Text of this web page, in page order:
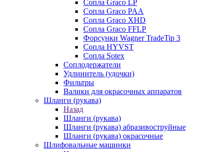
Сопла Graco LP
Сопла Graco PAA
Сопла Graco XHD
Сопла Graco FFLP
Форсунки Wagner TradeTip 3
Сопла HYVST
Сопла Sotex
Соплодержатели
Удлинитель (удочки)
Фильтры
Валики для окрасочных аппаратов
Шланги (рукава)
Назад
Шланги (рукава)
Шланги (рукава) абразивоструйные
Шланги (рукава) окрасочные
Шлифовальные машинки